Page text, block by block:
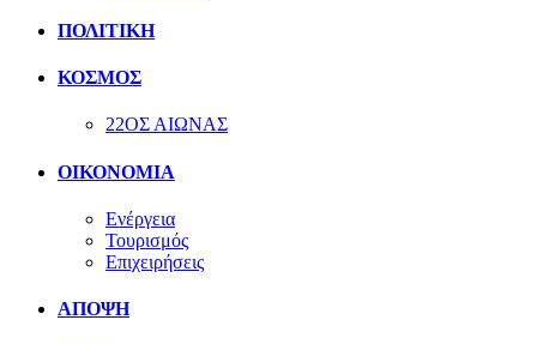
ΠΟΛΙΤΙΚΗ
ΚΟΣΜΟΣ
22ΟΣ ΑΙΩΝΑΣ
ΟΙΚΟΝΟΜΙΑ
Ενέργεια
Τουρισμός
Επιχειρήσεις
ΑΠΟΨΗ